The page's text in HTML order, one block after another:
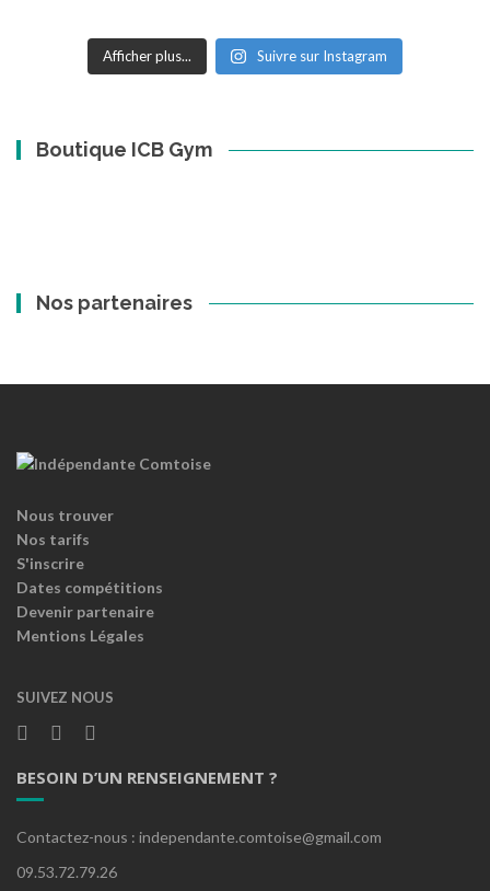
Afficher plus... Suivre sur Instagram
Boutique ICB Gym
Nos partenaires
Nous trouver
Nos tarifs
S'inscrire
Dates compétitions
Devenir partenaire
Mentions Légales
SUIVEZ NOUS
BESOIN D’UN RENSEIGNEMENT ?
Contactez-nous : independante.comtoise@gmail.com
09.53.72.79.26